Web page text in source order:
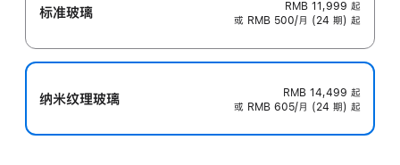
标准玻璃 RMB 11,999 起
或 RMB 500/月 (24 期) 起
纳米纹理玻璃 RMB 14,499 起
或 RMB 605/月 (24 期) 起